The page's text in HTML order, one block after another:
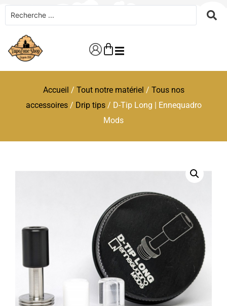
Accueil / Tout notre matériel / Tous nos
accessoires/ Drip tips/ D-Tip Long | Ennequadro
Mods